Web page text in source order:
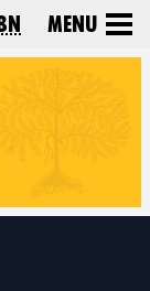
your
Menu